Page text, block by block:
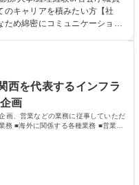
運営に係る管理業務 ■収益部
口広場の「イベントコーナ
※入社後は上記いずれかの部門
【都庁グル
満／有給年平均16日取得
キャリアを積みたい方【社
ため綿密にコミュニケーション
■様々なプロジェクト：駐車場
明を兼ねた広告「ブライトサ
生み出す活動を積極的に行って
西を代表するインフラ
画
画、営業などの業務に従事していただ
務 ■海外に関係する各種業務 ■営業部